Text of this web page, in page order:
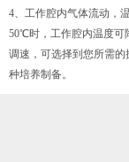
4、工作腔内气体流动，
50℃时，工作腔内温度可
调速，可选择到您所需
种培养制备。